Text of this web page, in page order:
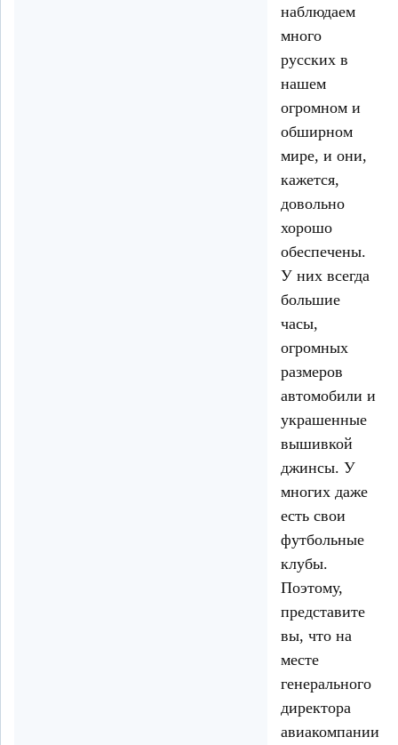
наблюдаем
много
русских в
нашем
огромном и
обширном
мире, и они,
кажется,
довольно
хорошо
обеспечены.
У них всегда
большие
часы,
огромных
размеров
автомобили и
украшенные
вышивкой
джинсы. У
многих даже
есть свои
футбольные
клубы.
Поэтому,
представите
вы, что на
месте
генерального
директора
авиакомпании,